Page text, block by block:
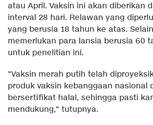
atau April. Vaksin ini akan diberikan
interval 28 hari. Relawan yang
yang berusia 18 tahun ke atas.
memerlukan para lansia berusia 60
untuk penelitian ini.
"Vaksin merah putih telah
produk vaksin kebanggaan nasional
bersertifikat halal, sehingga pasti
mendukung," tutupnya.